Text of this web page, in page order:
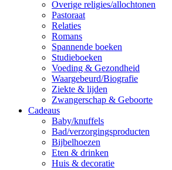
Overige religies/allochtonen
Pastoraat
Relaties
Romans
Spannende boeken
Studieboeken
Voeding & Gezondheid
Waargebeurd/Biografie
Ziekte & lijden
Zwangerschap & Geboorte
Cadeaus
Baby/knuffels
Bad/verzorgingsproducten
Bijbelhoezen
Eten & drinken
Huis & decoratie